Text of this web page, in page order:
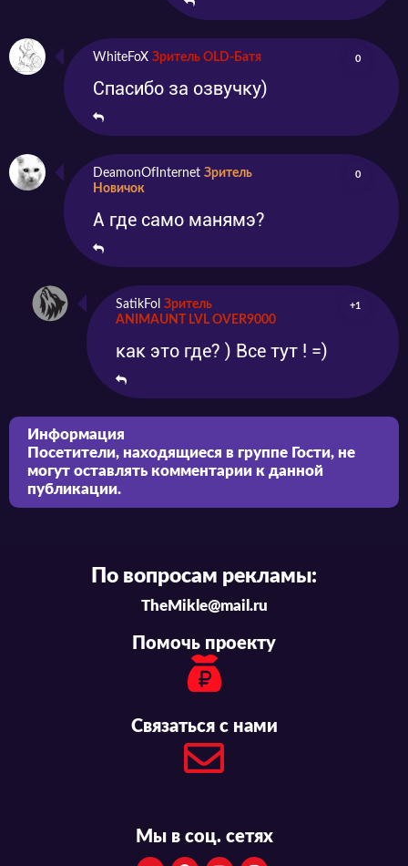
WhiteFoX Зритель OLD-Батя 0
Спасибо за озвучку)
DeamonOfInternet Зритель
Новичок
0
А где само манямэ?
SatikFol Зритель
ANIMAUNT LVL OVER9000
+1
как это где? ) Все тут ! =)
Информация
Посетители, находящиеся в группе Гости, не
могут оставлять комментарии к данной
публикации.
По вопросам рекламы:
TheMikle@mail.ru
Помочь проекту
Связаться с нами
Мы в соц. сетях